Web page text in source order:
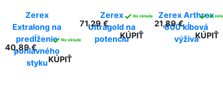
Zerex
Extralong na
predĺženie
pohlavného
styku
40,89 €
✓ Na sklade
KÚPIŤ
Zerex
Ultragold na
potenciu
71,29 €
✓ Na sklade
KÚPIŤ
Zerex Arthrex
800 kĺbová
výživa
21,89 €
✓ Na
KÚPIŤ